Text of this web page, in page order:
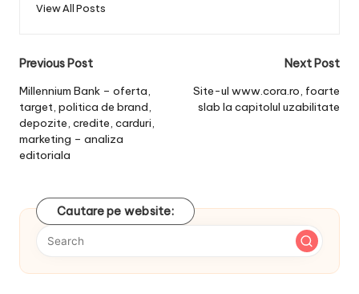
View All Posts
Post
navigation
Previous Post
Millennium Bank – oferta,
target, politica de brand,
depozite, credite, carduri,
marketing – analiza
editoriala
Next Post
Site-ul www.cora.ro, foarte
slab la capitolul uzabilitate
Cautare pe website: